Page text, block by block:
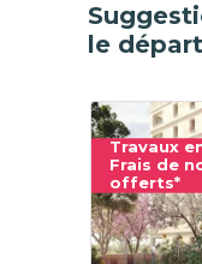
le
Travaux
Frais de
offerts*